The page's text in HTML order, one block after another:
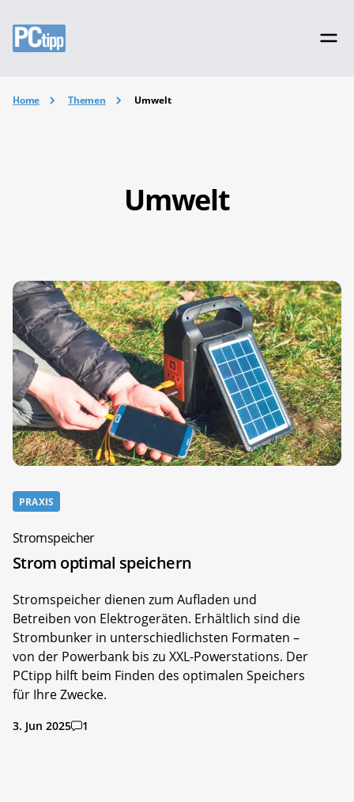
Home Themen Umwelt
Umwelt
PRAXIS
Stromspeicher
Strom optimal speichern
Stromspeicher dienen zum Aufladen und
Betreiben von Elektrogeräten. Erhältlich sind die
Strombunker in unterschiedlichsten Formaten –
von der Powerbank bis zu XXL-Powerstations. Der
PCtipp hilft beim Finden des optimalen Speichers
für Ihre Zwecke.
3. Jun 2025 1